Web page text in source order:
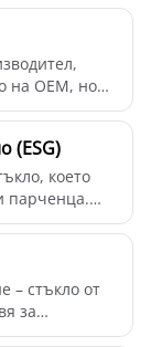
на OEM, но
(ESG)
което
парченца.
– стъкло от
за